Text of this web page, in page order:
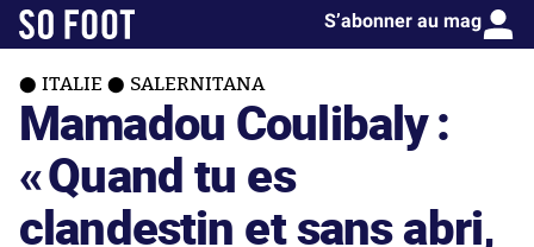
S’abonner au mag
ITALIE SALERNITANA
Mamadou Coulibaly :
«Quand tu es
clandestin et sans abri,